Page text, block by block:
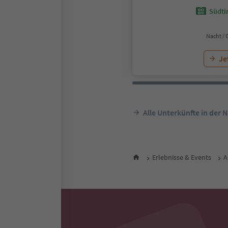
Nacht /
Alle Unterkünfte in der
Erlebnisse & Events